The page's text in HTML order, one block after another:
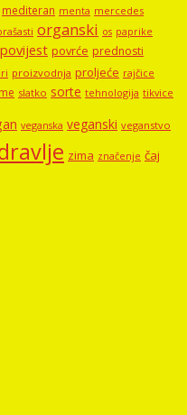
mediteran menta mercedes
organski os paprike
povijest povrće prednosti
proizvodnja proljeće rajčice
slatko sorte tehnologija tikvice
veganska veganski veganstvo
zima značenje čaj